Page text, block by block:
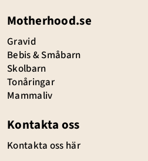
Motherhood.se
Gravid
Bebis & Småbarn
Skolbarn
Tonåringar
Mammaliv
Kontakta oss
Kontakta oss här